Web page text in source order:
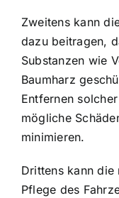
Zweitens kann
dazu beitragen,
Substanzen wie
Baumharz
Entfernen
mögliche
minimieren.
Drittens kann die
Pflege des